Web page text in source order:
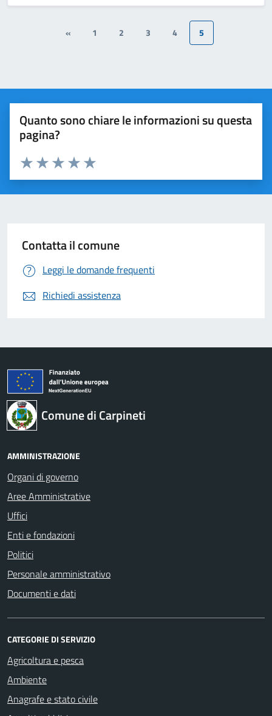
« 1 2 3 4 5
Quanto sono chiare le informazioni su questa
pagina?
Valuta 5 stelle su 5
Valuta 4 stelle su 5
Valuta 3 stelle su 5
Valuta 2 stelle su 5
Valuta 1 stelle su 5
Contatta il comune
Leggi le domande frequenti
Richiedi assistenza
Comune di Carpineti
AMMINISTRAZIONE
Organi di governo
Aree Amministrative
Uffici
Enti e fondazioni
Politici
Personale amministrativo
Documenti e dati
CATEGORIE DI SERVIZIO
Agricoltura e pesca
Ambiente
Anagrafe e stato civile